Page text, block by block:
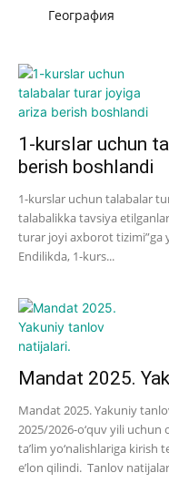
География
1-kurslar uchun
berish boshlandi
1-kurslar uchun talabalar
talabalikka tavsiya
turar joyi axborot tizimi”ga
Endilikda, 1-kurs...
Mandat 2025.
Mandat 2025. Yakuniy
2025/2026-o‘quv yili uchun
ta’lim yo‘nalishlariga kirish
e’lon qilindi. Tanlov